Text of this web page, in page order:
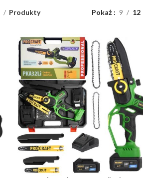
Produkty Pokaż 9 12